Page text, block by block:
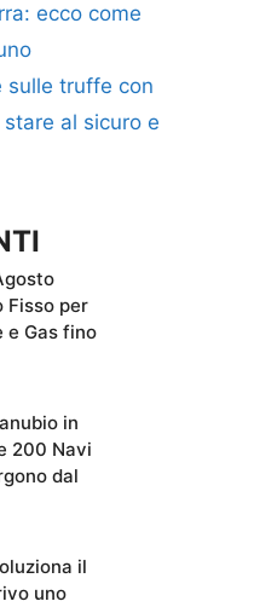
ecco come
sulle truffe con
al sicuro e
Fisso per
e Gas fino
in
200 Navi
dal
il
uno